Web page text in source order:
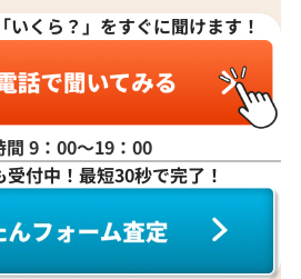
「いくら？」をすぐに聞けます！
間 9：00〜19：00
付中！最短30秒で完了！